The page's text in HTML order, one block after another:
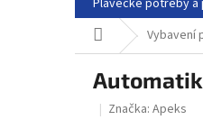
Plavecké potřeby a
Domů Vybavení
Značka: Apeks